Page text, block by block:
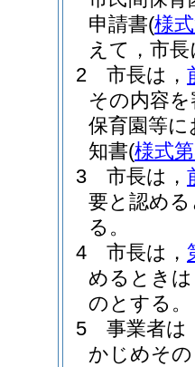
申請書(様
えて，市
2
市長は，
その内容
保育園等に
知書(様式
3
市長は，
要と認め
る。
4
市長は，
めるとき
のとする。
5
事業者は
かじめそ